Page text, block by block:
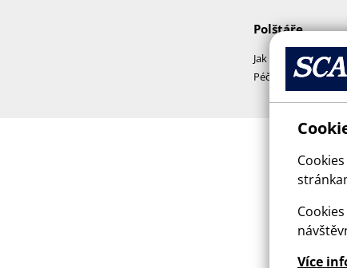
Polštáře
Jak vybrat polštář
Péče a praní
This
Více